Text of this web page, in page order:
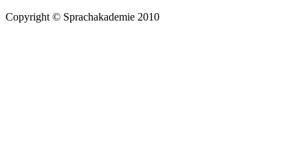
Copyright © Sprachakademie 2010